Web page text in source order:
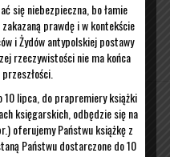
O mnie
się niebezpieczna, bo łamie
prawdę i w kontekście
i Żydów antypolskiej postawy
rzeczywistości nie ma końca
10 lipca, do prapremiery książki
księgarskich, odbędzie się na
oferujemy Państwu książkę z
Państwu dostarczone do 10